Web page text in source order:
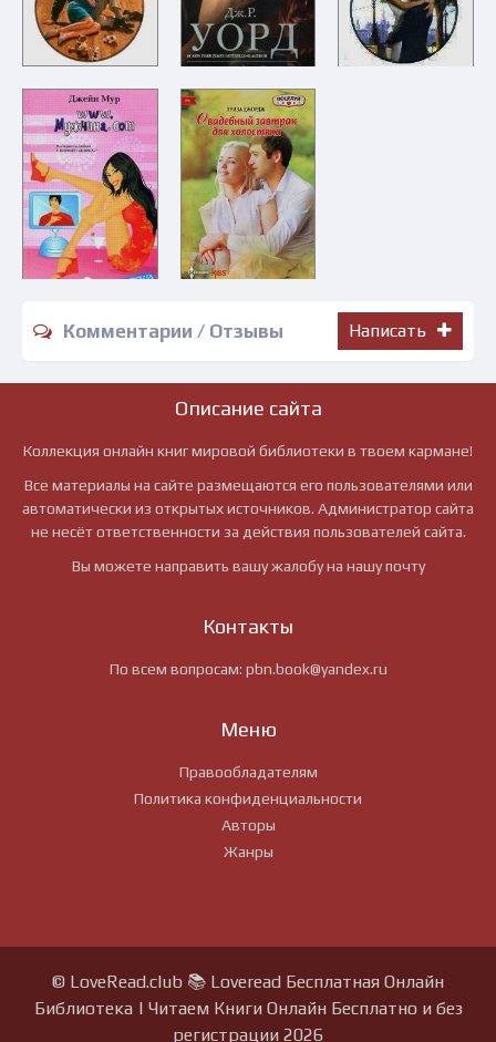
Комментарии / Отзывы Написать
Описание сайта
Коллекция онлайн книг мировой библиотеки в твоем кармане!
Все материалы на сайте размещаются его пользователями или
автоматически из открытых источников. Администратор сайта
не несёт ответственности за действия пользователей сайта.
Вы можете направить вашу жалобу на нашу почту
Контакты
По всем вопросам: pbn.book@yandex.ru
Меню
Правообладателям
Политика конфиденциальности
Авторы
Жанры
© LoveRead.club 📚 Loveread Бесплатная Онлайн
Библиотека | Читаем Книги Онлайн Бесплатно и без
регистрации 2026